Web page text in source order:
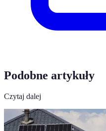
Podobne artykuły
Czytaj dalej